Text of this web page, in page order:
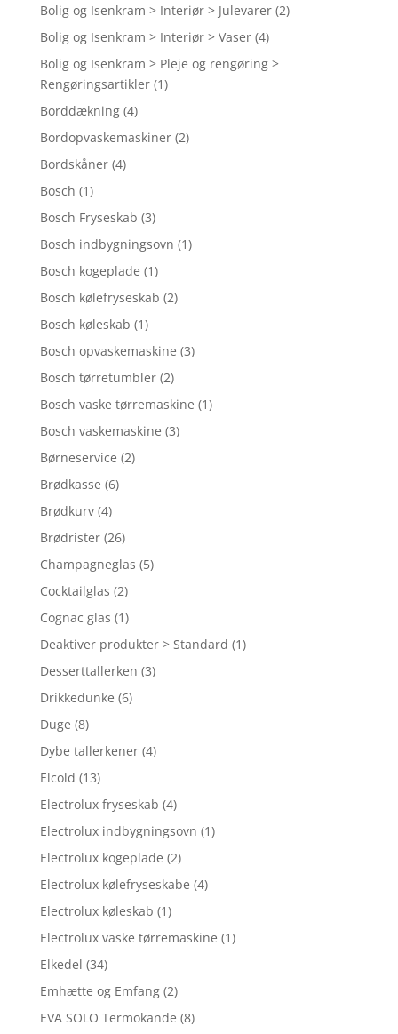
Bolig og Isenkram > Interiør > Julevarer (2)
Bolig og Isenkram > Interiør > Vaser (4)
Bolig og Isenkram > Pleje og rengøring >
Rengøringsartikler (1)
Borddækning (4)
Bordopvaskemaskiner (2)
Bordskåner (4)
Bosch (1)
Bosch Fryseskab (3)
Bosch indbygningsovn (1)
Bosch kogeplade (1)
Bosch kølefryseskab (2)
Bosch køleskab (1)
Bosch opvaskemaskine (3)
Bosch tørretumbler (2)
Bosch vaske tørremaskine (1)
Bosch vaskemaskine (3)
Børneservice (2)
Brødkasse (6)
Brødkurv (4)
Brødrister (26)
Champagneglas (5)
Cocktailglas (2)
Cognac glas (1)
Deaktiver produkter > Standard (1)
Desserttallerken (3)
Drikkedunke (6)
Duge (8)
Dybe tallerkener (4)
Elcold (13)
Electrolux fryseskab (4)
Electrolux indbygningsovn (1)
Electrolux kogeplade (2)
Electrolux kølefryseskabe (4)
Electrolux køleskab (1)
Electrolux vaske tørremaskine (1)
Elkedel (34)
Emhætte og Emfang (2)
EVA SOLO Termokande (8)